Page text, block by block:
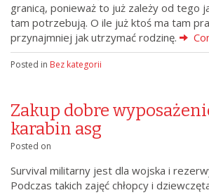
granicą, ponieważ to już zależy od tego
tam potrzebują. O ile już ktoś ma tam
przynajmniej jak utrzymać rodzinę.
Posted in Bez kategorii
Zakup dobre
karabin asg
Posted on
Survival militarny jest dla wojska i
Podczas takich zajęć chłopcy i